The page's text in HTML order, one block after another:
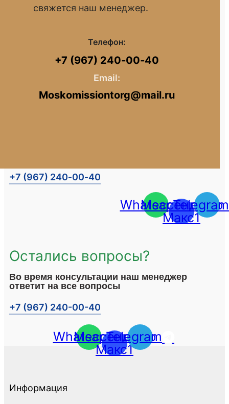
свяжется наш менеджер.
Телефон:
+7 (967) 240‑00‑40
Email:
Moskomissiontorg@mail.ru
+7 (967) 240‑00‑40
Whatsapp
Мессенджер
Макс1
Telegram
Остались вопросы?
Во время консультации наш менеджер
ответит на все вопросы
+7 (967) 240-00-40
Whatsapp
Мессенджер
Макс1
Telegram
Информация